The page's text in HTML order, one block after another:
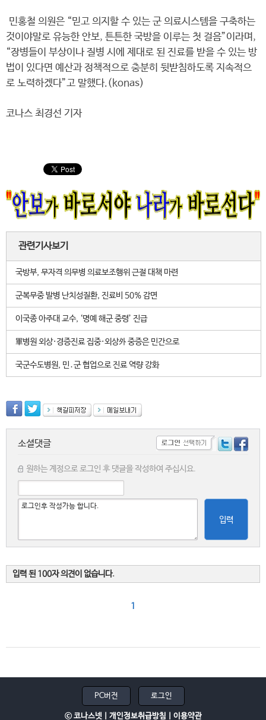
민홍철 의원은 “믿고 의지할 수 있는 군 의료시스템을 구축하는
것이야말로 유능한 안보, 튼튼한 국방을 이루는 첫 걸음”이라며,
“장병들이 부상이나 질병 시에 제대로 된 진료를 받을 수 있는 방
법이 있다면 예산과 정책적으로 충분히 뒷받침하도록 지속적으
로 노력하겠다”고 말했다.(konas)
코나스 최경선 기자
관련기사보기
국방부, 무자격 의무병 의료보조행위 근절 대책 마련
군복무중 발병 난치성질환, 진료비 50% 감면
이국종 아주대 교수, ‘명예 해군 중령’ 진급
軍병원 외상·경증진료 집중·외상外 중증은 민간으로
국군수도병원, 민․군 협업으로 진료 역량 강화
소셜댓글
원하는 계정으로 로그인 후 댓글을 작성하여 주십시요.
입력
입력 된 100자 의견이 없습니다.
1
PC버전 로그인
ⓒ 코나스넷 | 개인정보취급방침 이용약관